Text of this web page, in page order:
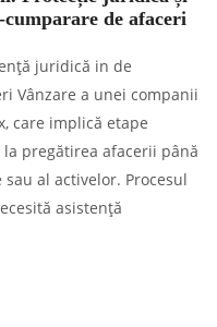
de afaceri
juridică in de
Vânzare a unei companii
care implică etape
pregătirea afacerii până
al activelor. Procesul
asistență